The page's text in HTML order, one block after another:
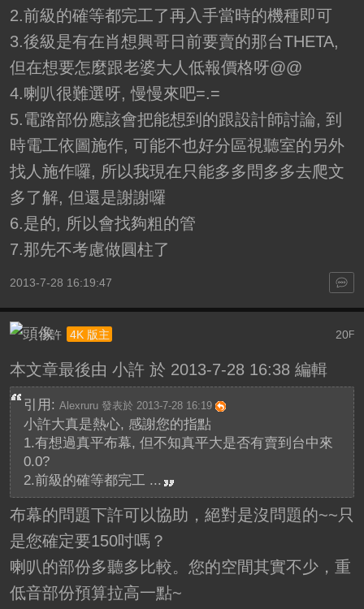
2.前級的確等都完工了再入手當時的機種即可
3.後級是有在肖想興哥日前要賣的那台THETA,
但在想要怎麼跟老婆大人低報價格呀@@
4.喇叭很難選呀, 慢慢來吧=.=
5.電路部份應該會把能想到的跟設計師討論, 到
時電工依圖施作, 可能不也好分區視聽室的另外
找人施作囉, 所以我現在只能多多問多多去爬文
多了解, 但還是謝謝囉
6.是的, 所以會找夠粗的管
7.那先不考慮做圓柱了
2013-7-28 16:19:47
20F
小許 4K 版主
本文章最後由 小許 於 2013-7-28 16:38 編輯
引用: Alexruru 發表於 2013-7-28 16:19
小許大真是熱心, 感謝您的指點
1.有想過真平布幕, 但不知真平大是否有賣到台中來
0.0?
2.前級的確等都完工 ...
布幕的問題下許可以協助，絕對是沒問題的~~只
是您確定要150吋嗎？
喇叭的部份多聽多比較。您的空間其實不少，重
低音部份預算拉高一點~